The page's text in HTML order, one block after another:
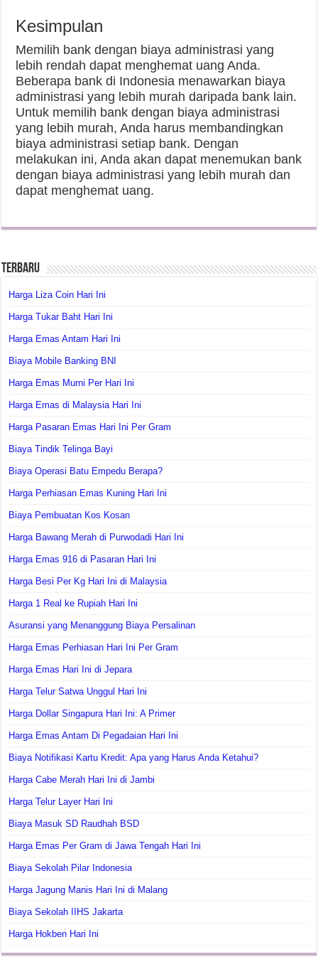
Kesimpulan
Memilih bank dengan biaya administrasi yang
lebih rendah dapat menghemat uang Anda.
Beberapa bank di Indonesia menawarkan biaya
administrasi yang lebih murah daripada bank lain.
Untuk memilih bank dengan biaya administrasi
yang lebih murah, Anda harus membandingkan
biaya administrasi setiap bank. Dengan
melakukan ini, Anda akan dapat menemukan bank
dengan biaya administrasi yang lebih murah dan
dapat menghemat uang.
Terbaru
Harga Liza Coin Hari Ini
Harga Tukar Baht Hari Ini
Harga Emas Antam Hari Ini
Biaya Mobile Banking BNI
Harga Emas Murni Per Hari Ini
Harga Emas di Malaysia Hari Ini
Harga Pasaran Emas Hari Ini Per Gram
Biaya Tindik Telinga Bayi
Biaya Operasi Batu Empedu Berapa?
Harga Perhiasan Emas Kuning Hari Ini
Biaya Pembuatan Kos Kosan
Harga Bawang Merah di Purwodadi Hari Ini
Harga Emas 916 di Pasaran Hari Ini
Harga Besi Per Kg Hari Ini di Malaysia
Harga 1 Real ke Rupiah Hari Ini
Asuransi yang Menanggung Biaya Persalinan
Harga Emas Perhiasan Hari Ini Per Gram
Harga Emas Hari Ini di Jepara
Harga Telur Satwa Unggul Hari Ini
Harga Dollar Singapura Hari Ini: A Primer
Harga Emas Antam Di Pegadaian Hari Ini
Biaya Notifikasi Kartu Kredit: Apa yang Harus Anda Ketahui?
Harga Cabe Merah Hari Ini di Jambi
Harga Telur Layer Hari Ini
Biaya Masuk SD Raudhah BSD
Harga Emas Per Gram di Jawa Tengah Hari Ini
Biaya Sekolah Pilar Indonesia
Harga Jagung Manis Hari Ini di Malang
Biaya Sekolah IIHS Jakarta
Harga Hokben Hari Ini